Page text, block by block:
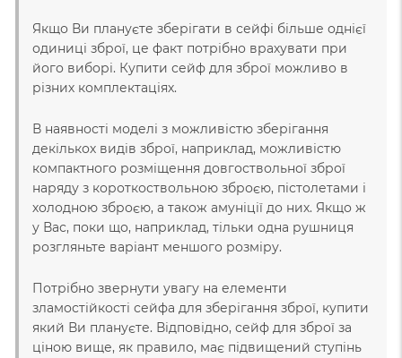
Якщо Ви плануєте зберігати в сейфі більше однієї
одиниці зброї, це факт потрібно врахувати при
його виборі. Купити сейф для зброї можливо в
різних комплектаціях.
В наявності моделі з можливістю зберігання
декількох видів зброї, наприклад, можливістю
компактного розміщення довгоствольної зброї
наряду з короткоствольною зброєю, пістолетами і
холодною зброєю, а також амуніції до них. Якщо ж
у Вас, поки що, наприклад, тільки одна рушниця
розгляньте варіант меншого розміру.
Потрібно звернути увагу на елементи
зламостійкості сейфа для зберігання зброї, купити
який Ви плануєте. Відповідно, сейф для зброї за
ціною вище, як правило, має підвищений ступінь